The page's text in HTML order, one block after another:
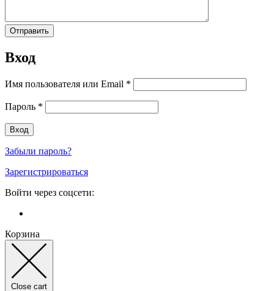
Вход
Имя пользователя или Email *
Пароль *
Забыли пароль?
Зарегистрироваться
Войти через соцсети:
Корзина
Close cart